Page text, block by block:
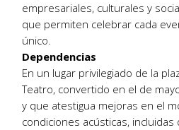
empresariales, culturales y
que permiten celebrar cada
único.
Dependencias
En un lugar privilegiado de la
Teatro, convertido en el de
y que atestigua mejoras en el
condiciones acústicas,